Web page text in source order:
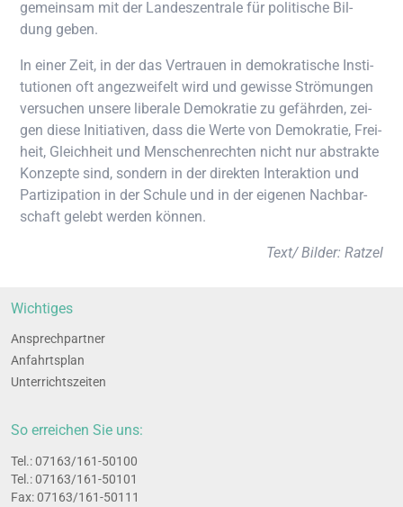
gemein­sam mit der Lan­des­zen­tra­le für poli­ti­sche Bil­
dung geben.
In einer Zeit, in der das Ver­trau­en in demo­kra­ti­sche Insti­
tu­tio­nen oft ange­zwei­felt wird und gewis­se Strö­mun­gen
ver­su­chen unse­re libe­ra­le Demo­kra­tie zu gefähr­den, zei­
gen die­se Initia­ti­ven, dass die Wer­te von Demo­kra­tie, Frei­
heit, Gleich­heit und Men­schen­rech­ten nicht nur abs­trak­te
Kon­zep­te sind, son­dern in der direk­ten Inter­ak­ti­on und
Par­ti­zi­pa­ti­on in der Schu­le und in der eige­nen Nach­bar­
schaft gelebt wer­den können.
Text/ Bil­der: Ratzel
Wich­ti­ges
Ansprech­part­ner
Anfahrts­plan
Unter­richts­zei­ten
So erreichen Sie uns:
Tel.: 07163/161-50100
Tel.: 07163/161-50101
Fax: 07163/161-50111